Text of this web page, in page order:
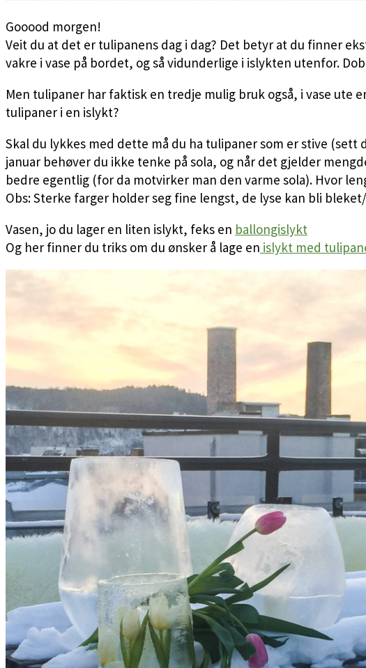
Gooood morgen!
Veit du at det er tulipanens dag i dag? Det betyr at du finner
vakre i vase på bordet, og så vidunderlige i islykten utenfor.
Men tulipaner har faktisk en tredje mulig bruk også, i vase ute
tulipaner i en islykt?
Skal du lykkes med dette må du ha tulipaner som er stive (sett
januar behøver du ikke tenke på sola, og når det gjelder
bedre egentlig (for da motvirker man den varme sola). Hvor
Obs: Sterke farger holder seg fine lengst, de lyse kan bli
Vasen, jo du lager en liten islykt, feks en ballongislykt
Og her finner du triks om du ønsker å lage en islykt med